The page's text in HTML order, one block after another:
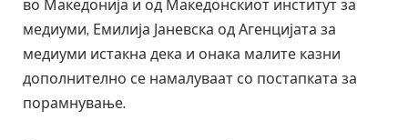
во Македонија и од Македонскиот институт за
медиуми, Емилија Јаневска од Агенцијата за
медиуми истакна дека и онака малите казни
дополнително се намалуваат со постапката за
порамнување.